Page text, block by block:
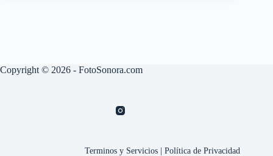
Copyright © 2026 - FotoSonora.com
Terminos y Servicios |Política de Privacidad